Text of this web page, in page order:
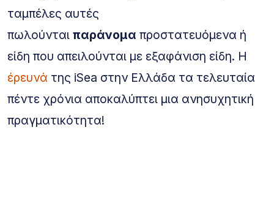
ταμπέλες αυτές
πωλούνται παράνομα προστατευόμενα ή
είδη που απειλούνται με εξαφάνιση είδη. Η
έρευνά της iSea στην Ελλάδα τα τελευταία
πέντε χρόνια αποκαλύπτει μια ανησυχητική
πραγματικότητα!